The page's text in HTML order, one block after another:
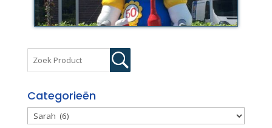
Categorieën